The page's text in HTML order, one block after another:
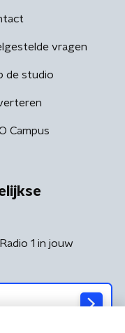
vragen
de studio
Campus
1 in jouw